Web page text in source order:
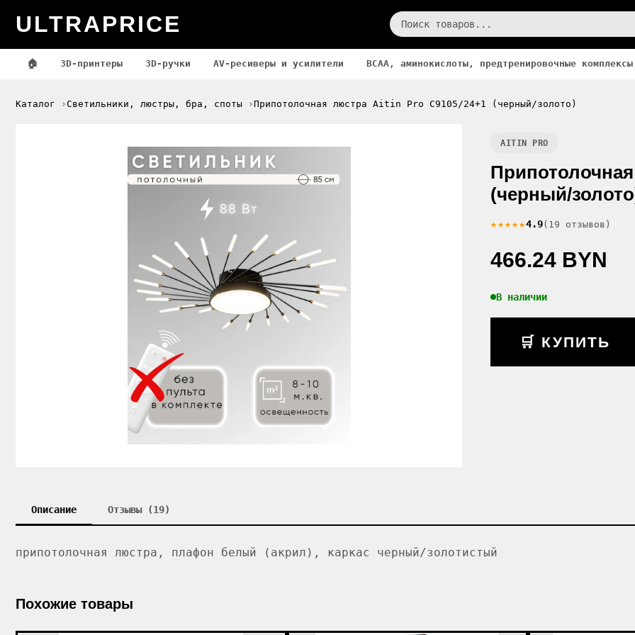
ULTRAPRICE
🏠 3D-принтеры 3D-ручки AV-ресиверы и усилители BCAA, аминокислоты, предтренировочные
Каталог Светильники, люстры, бра, споты Припотолочная люстра Aitin Pro C9105/24+1 (черный/золото)
AITIN PRO
(черный/
★★★★★4.9(19 отзывов)
466.24 BYN
В наличии
🛒 КУПИТЬ
Описание Отзывы (19)
припотолочная люстра, плафон белый (акрил), каркас черный/золотистый
Похожие товары